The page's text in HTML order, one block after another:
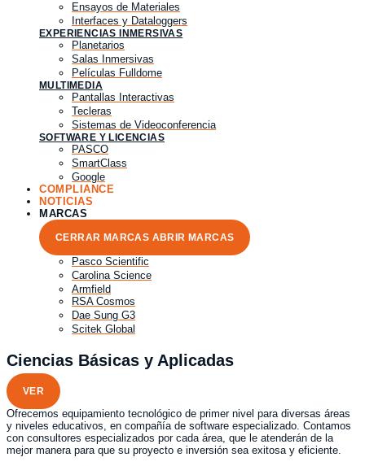
Ensayos de Materiales
Interfaces y Dataloggers
EXPERIENCIAS INMERSIVAS
Planetarios
Salas Inmersivas
Películas Fulldome
MULTIMEDIA
Pantallas Interactivas
Tecleras
Sistemas de Videoconferencia
SOFTWARE Y LICENCIAS
PASCO
SmartClass
Google
COMPLIANCE
NOTICIAS
MARCAS
CERRAR MARCAS ABRIR MARCAS
Pasco Scientific
Carolina Science
Armfield
RSA Cosmos
Dae Sung G3
Scitek Global
Ciencias Básicas y Aplicadas
VER
Ofrecemos equipamiento tecnológico de primer nivel para diversas áreas
y niveles educativos, en compañía de software especializado. Contamos
con consultores especializados por cada área, que le atenderán de la
mejor manera para que su proyecto e inversión sea exitosa y eficiente.